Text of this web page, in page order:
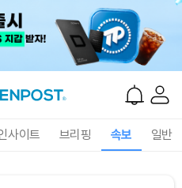
사이트 브리핑 속보 일반
₩ 1,460(-0.88%)